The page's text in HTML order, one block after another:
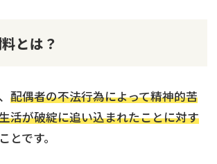
とは？
配偶者の不法行為によって精神的苦
活が破綻に追い込まれたことに対す
とです。